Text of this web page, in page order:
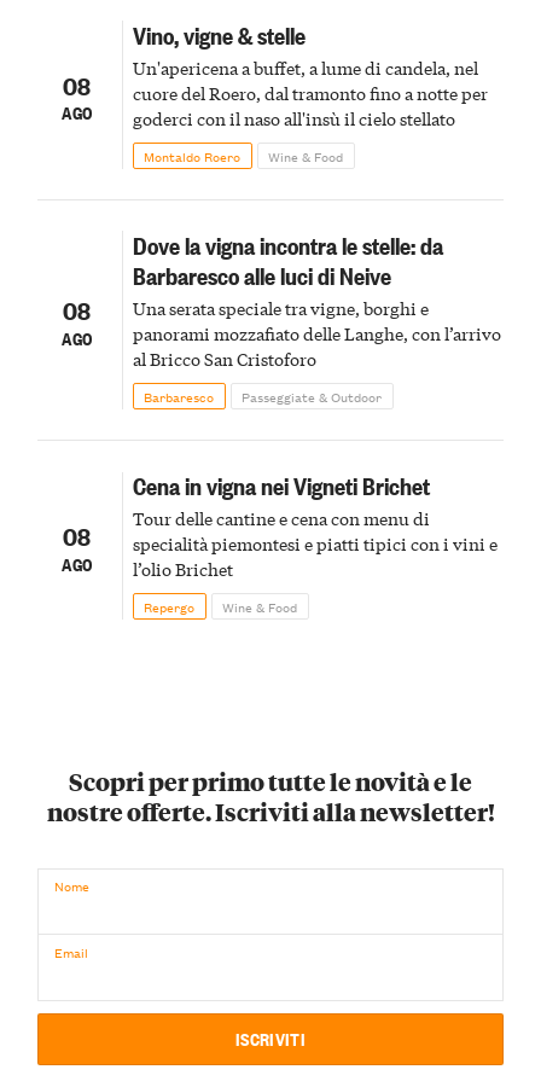
08
AGO
Vino, vigne & stelle
Un'apericena a buffet, a lume di candela, nel
cuore del Roero, dal tramonto fino a notte per
goderci con il naso all'insù il cielo stellato
Montaldo Roero Wine & Food
08
AGO
Dove la vigna incontra le stelle: da
Barbaresco alle luci di Neive
Una serata speciale tra vigne, borghi e
panorami mozzafiato delle Langhe, con l’arrivo
al Bricco San Cristoforo
Barbaresco Passeggiate & Outdoor
08
AGO
Cena in vigna nei Vigneti Brichet
Tour delle cantine e cena con menu di
specialità piemontesi e piatti tipici con i vini e
l’olio Brichet
Repergo Wine & Food
Scopri per primo tutte le novità e le
nostre offerte. Iscriviti alla newsletter!
Nome
Email